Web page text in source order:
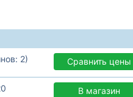
2) Сравнить цены
В магазин